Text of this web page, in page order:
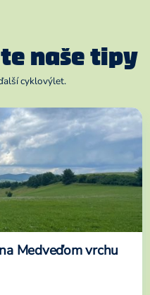
naše tipy
cyklovýlet.
Medveďom vrchu